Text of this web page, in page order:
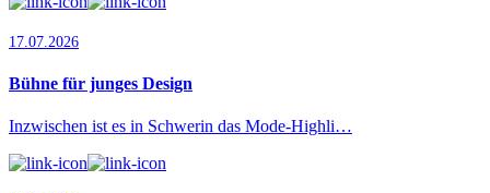
17.07.2026
Bühne für junges Design
Inzwischen ist es in Schwerin das Mode-Highli…